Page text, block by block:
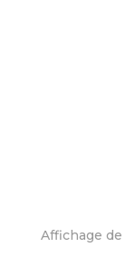
Affichage